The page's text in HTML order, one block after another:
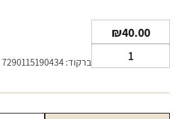
₪40.00
של
ברקוד: 7290115190434